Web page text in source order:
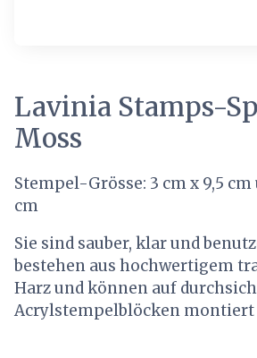
Lavinia Stamps-
Moss
Stempel-Grösse: 3 cm x 9,5 cm
cm
Sie sind sauber, klar und
bestehen aus hochwertigem
Harz und können auf
Acrylstempelblöcken montiert